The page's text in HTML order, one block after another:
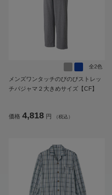
全2色
メンズワンタッチのびのびストレッ
チパジャマ２大きめサイズ【CF】
価格 4,818 円 （税込）